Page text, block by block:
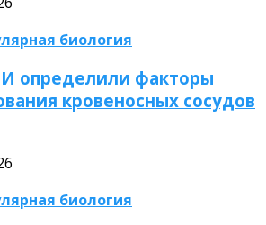
биология
определили факторы
кровеносных сосудов
биология